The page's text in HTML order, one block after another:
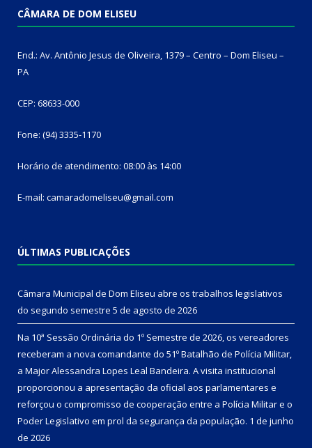
CÂMARA DE DOM ELISEU
End.: Av. Antônio Jesus de Oliveira, 1379 – Centro – Dom Eliseu –
PA
CEP: 68633-000
Fone: (94) 3335-1170
Horário de atendimento: 08:00 às 14:00
E-mail: camaradomeliseu@gmail.com
ÚLTIMAS PUBLICAÇÕES
Câmara Municipal de Dom Eliseu abre os trabalhos legislativos
do segundo semestre 5 de agosto de 2026
Na 10ª Sessão Ordinária do 1º Semestre de 2026, os vereadores
receberam a nova comandante do 51º Batalhão de Polícia Militar,
a Major Alessandra Lopes Leal Bandeira. A visita institucional
proporcionou a apresentação da oficial aos parlamentares e
reforçou o compromisso de cooperação entre a Polícia Militar e o
Poder Legislativo em prol da segurança da população. 1 de junho
de 2026